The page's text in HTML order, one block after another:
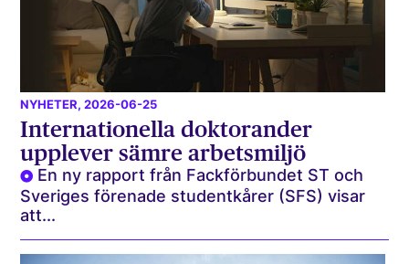
NYHETER, 2026-06-25
Internationella doktorander
upplever sämre arbetsmiljö
En ny rapport från Fackförbundet ST och
Sveriges förenade studentkårer (SFS) visar
att...